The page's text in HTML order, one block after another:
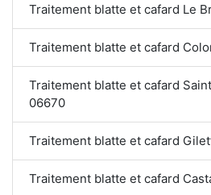
Traitement blatte et cafard Le
Traitement blatte et cafard
Traitement blatte et cafard
06670
Traitement blatte et cafard
Traitement blatte et cafard